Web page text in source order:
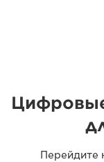
Перейдите